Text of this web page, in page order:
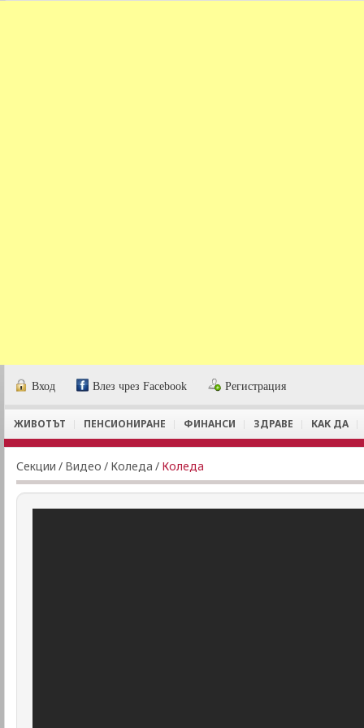
Вход Влез чрез Facebook Регистрация
ЖИВОТЪТ ПЕНСИОНИРАНЕ ФИНАНСИ ЗДРАВЕ КАК ДА
Секции / Видеo / Коледа / Коледа